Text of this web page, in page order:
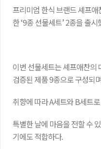
프리미엄 한식 브랜드 셰프
한 ‘9종 선물세트’ 2종을 출시
이번 선물세트는 셰프애찬의
검증된 제품 9종으로 구성되
취향에 따라 A세트와 B세트
특별한 날에 마음을 전할 수
기에도 적합하다.